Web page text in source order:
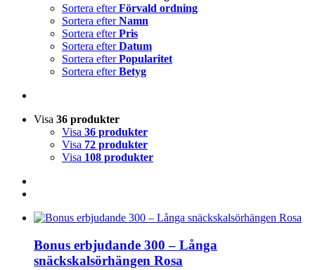
Sortera efterFörvald ordning
Sortera efterNamn
Sortera efterPris
Sortera efterDatum
Sortera efterPopularitet
Sortera efterBetyg
Visa 36 produkter
Visa 36 produkter
Visa 72 produkter
Visa 108 produkter
Bonus erbjudande 300 – Långa
snäckskalsörhängen Rosa